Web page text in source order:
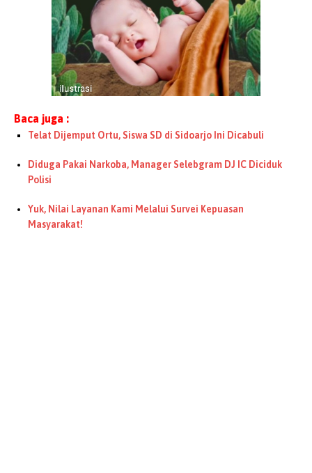
Baca juga :
Telat Dijemput Ortu, Siswa SD di Sidoarjo Ini Dicabuli
Diduga Pakai Narkoba, Manager Selebgram DJ IC Diciduk
Polisi
Yuk, Nilai Layanan Kami Melalui Survei Kepuasan
Masyarakat!